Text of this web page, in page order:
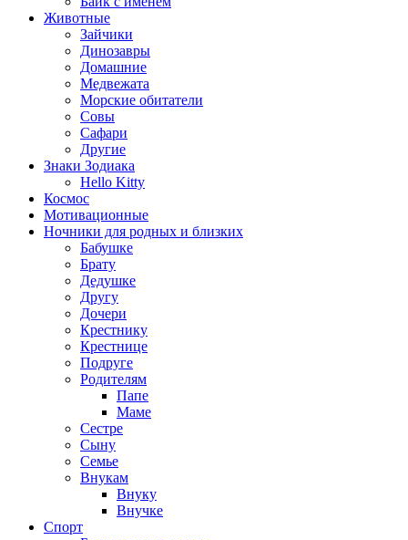
Животные
Зайчики
Динозавры
Домашние
Медвежата
Морские обитатели
Совы
Сафари
Другие
Знаки Зодиака
Hello Kitty
Космос
Мотивационные
Ночники для родных и близких
Бабушке
Брату
Дедушке
Другу
Дочери
Крестнику
Крестнице
Подруге
Родителям
Папе
Маме
Сестре
Сыну
Семье
Внукам
Внуку
Внучке
Спорт